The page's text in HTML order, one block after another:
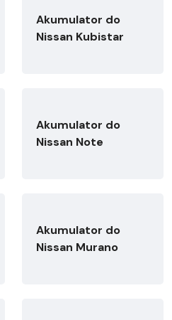
Akumulator do
Nissan Kubistar
Akumulator do
Nissan Note
Akumulator do
Nissan Murano